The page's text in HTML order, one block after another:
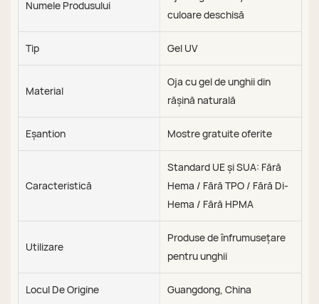
Numele Produsului
culoare deschisă
Tip Gel UV
Material
Oja cu gel de unghii din
rășină naturală
Eşantion Mostre gratuite oferite
Caracteristică
Standard UE și SUA: Fără
Hema / Fără TPO / Fără Di-
Hema / Fără HPMA
Utilizare
Produse de înfrumusețare
pentru unghii
Locul De Origine Guangdong, China